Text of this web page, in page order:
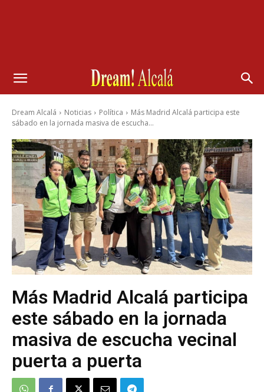
Dream Alcalá Noticias Política
Más Madrid Alcalá participa este
sábado en la jornada masiva de escucha...
Más Madrid Alcalá participa
este sábado en la jornada
masiva de escucha vecinal
puerta a puerta